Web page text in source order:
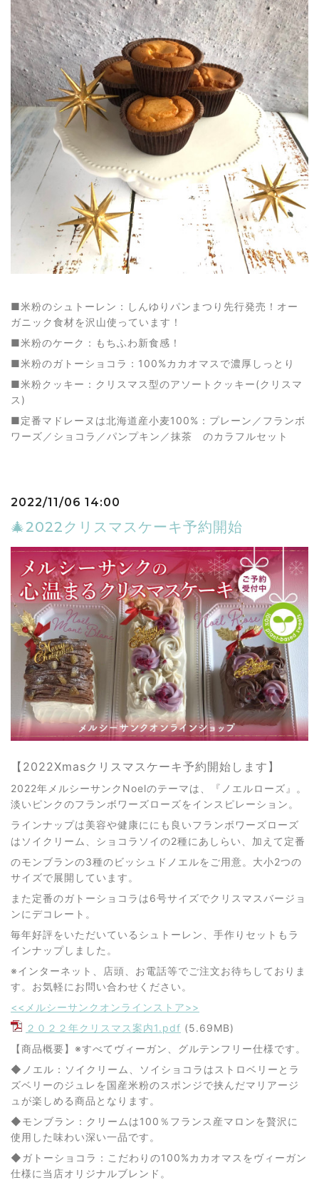
■米粉のシュトーレン：しんゆりパンまつり先行発売！オー
ガニック食材を沢山使っています！
■米粉のケーク：もちふわ新食感！
■米粉のガトーショコラ：100%カカオマスで濃厚しっとり
■米粉クッキー：クリスマス型のアソートクッキー(クリスマ
ス)
■定番マドレーヌは北海道産小麦100%：プレーン／フランボ
ワーズ／ショコラ／パンプキン／抹茶 のカラフルセット
2022/11/06 14:00
🎄2022クリスマスケーキ予約開始
【2022Xmasクリスマスケーキ予約開始します】
2022年メルシーサンクNoelのテーマは、『ノエルローズ』。
淡いピンクのフランボワーズローズをインスピレーション。
ラインナップは美容や健康ににも良いフランボワーズローズ
はソイクリーム、ショコラソイの2種にあしらい、加えて定番
のモンブランの3種のビッシュドノエルをご用意。大小2つの
サイズで展開しています。
また定番のガトーショコラは6号サイズでクリスマスバージョ
ンにデコレート。
毎年好評をいただいているシュトーレン、手作りセットもラ
インナップしました。
※インターネット、店頭、お電話等でご注文お待ちしておりま
す。お気軽にお問い合わせください。
<<メルシーサンクオンラインストア>>
２０２２年クリスマス案内1.pdf (5.69MB)
【商品概要】※すべてヴィーガン、グルテンフリー仕様です。
◆ノエル：ソイクリーム、ソイショコラはストロベリーとラ
ズベリーのジュレを国産米粉のスポンジで挟んだマリアージ
ュが楽しめる商品となります。
◆モンブラン：クリームは100％フランス産マロンを贅沢に
使用した味わい深い一品です。
◆ガトーショコラ：こだわりの100%カカオマスをヴィーガン
仕様に当店オリジナルブレンド。